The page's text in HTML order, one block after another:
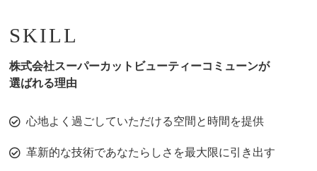
SKILL
株式会社スーパーカットビューティーコミューンが
選ばれる理由
心地よく過ごしていただける空間と時間を提供
革新的な技術であなたらしさを最大限に引き出す